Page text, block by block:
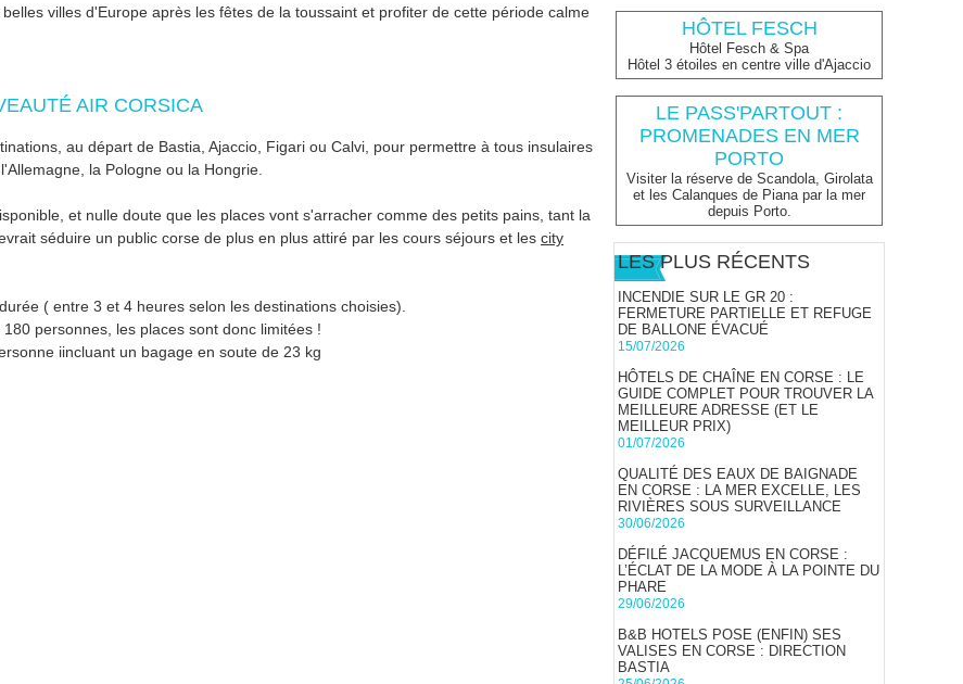
villes d'Europe après les fêtes de la toussaint et profiter de cette période calme
AIR CORSICA
au départ de Bastia, Ajaccio, Figari ou Calvi, pour permettre à tous insulaires
la Pologne ou la Hongrie.
et nulle doute que les places vont s'arracher comme des petits pains, tant la
séduire un public corse de plus en plus attiré par les cours séjours et les city
( entre 3 et 4 heures selon les destinations choisies).
personnes, les places sont donc limitées !
iincluant un bagage en soute de 23 kg
HÔTEL FESCH
Hôtel Fesch & Spa
Hôtel 3 étoiles en centre ville d'Ajaccio
LE PASS'PARTOUT :
PROMENADES EN MER
PORTO
Visiter la réserve de Scandola, Girolata
et les Calanques de Piana par la mer
depuis Porto.
LES PLUS RÉCENTS
INCENDIE SUR LE GR 20 :
FERMETURE PARTIELLE ET REFUGE
DE BALLONE ÉVACUÉ
15/07/2026
HÔTELS DE CHAÎNE EN CORSE : LE
GUIDE COMPLET POUR TROUVER LA
MEILLEURE ADRESSE (ET LE
MEILLEUR PRIX)
01/07/2026
QUALITÉ DES EAUX DE BAIGNADE
EN CORSE : LA MER EXCELLE, LES
RIVIÈRES SOUS SURVEILLANCE
30/06/2026
DÉFILÉ JACQUEMUS EN CORSE :
L’ÉCLAT DE LA MODE À LA POINTE DU
PHARE
29/06/2026
B&B HOTELS POSE (ENFIN) SES
VALISES EN CORSE : DIRECTION
BASTIA